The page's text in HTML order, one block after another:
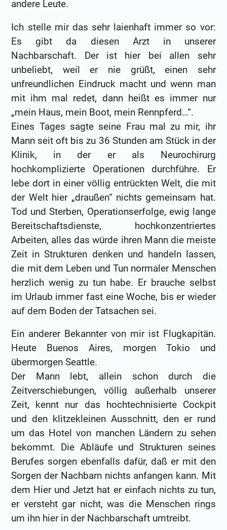
andere Leute.
Ich stelle mir das sehr laienhaft immer so vor:
Es gibt da diesen Arzt in unserer
Nachbarschaft. Der ist hier bei allen sehr
unbeliebt, weil er nie grüßt, einen sehr
unfreundlichen Eindruck macht und wenn man
mit ihm mal redet, dann heißt es immer nur
„mein Haus, mein Boot, mein Rennpferd…“.
Eines Tages sagte seine Frau mal zu mir, ihr
Mann seit oft bis zu 36 Stunden am Stück in der
Klinik, in der er als Neurochirurg
hochkomplizierte Operationen durchführe. Er
lebe dort in einer völlig entrückten Welt, die mit
der Welt hier „draußen“ nichts gemeinsam hat.
Tod und Sterben, Operationserfolge, ewig lange
Bereitschaftsdienste, hochkonzentriertes
Arbeiten, alles das würde ihren Mann die meiste
Zeit in Strukturen denken und handeln lassen,
die mit dem Leben und Tun normaler Menschen
herzlich wenig zu tun habe. Er brauche selbst
im Urlaub immer fast eine Woche, bis er wieder
auf dem Boden der Tatsachen sei.
Ein anderer Bekannter von mir ist Flugkapitän.
Heute Buenos Aires, morgen Tokio und
übermorgen Seattle.
Der Mann lebt, allein schon durch die
Zeitverschiebungen, völlig außerhalb unserer
Zeit, kennt nur das hochtechnisierte Cockpit
und den klitzekleinen Ausschnitt, den er rund
um das Hotel von manchen Ländern zu sehen
bekommt. Die Abläufe und Strukturen seines
Berufes sorgen ebenfalls dafür, daß er mit den
Sorgen der Nachbarn nichts anfangen kann. Mit
dem Hier und Jetzt hat er einfach nichts zu tun,
er versteht gar nicht, was die Menschen rings
um ihn hier in der Nachbarschaft umtreibt.